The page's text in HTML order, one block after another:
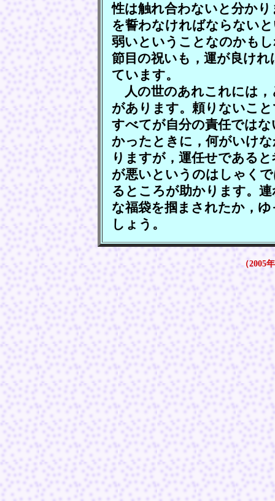
性は触れ合わないと分か
を誓わなければならない
弱いということなのかも
節目の祝いも，運が良け
ています。
人の世のあれこれには，
があります。頼りないこ
すべてが自分の責任では
かったときに，何がいけ
りますが，運任せである
が悪いというのはしゃく
るところが助かります。
な福袋を掴まされたか，
しょう。
（2005